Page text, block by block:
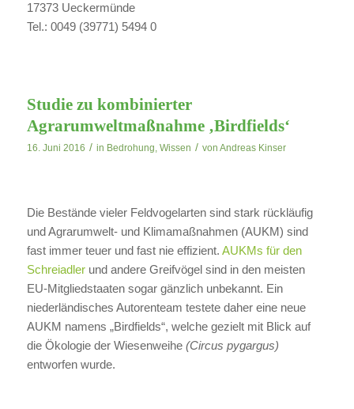
17373 Ueckermünde
Tel.: 0049 (39771) 5494 0
Studie zu kombinierter
Agrarumweltmaßnahme ‚Birdfields‘
16. Juni 2016 / in Bedrohung, Wissen / von Andreas Kinser
Die Bestände vieler Feldvogelarten sind stark rückläufig
und Agrarumwelt- und Klimamaßnahmen (AUKM) sind
fast immer teuer und fast nie effizient. AUKMs für den
Schreiadler und andere Greifvögel sind in den meisten
EU-Mitgliedstaaten sogar gänzlich unbekannt. Ein
niederländisches Autorenteam testete daher eine neue
AUKM namens „Birdfields“, welche gezielt mit Blick auf
die Ökologie der Wiesenweihe (Circus pygargus)
entworfen wurde.